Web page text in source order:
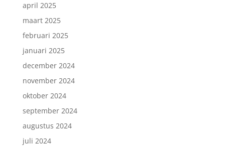
april 2025
maart 2025
februari 2025
januari 2025
december 2024
november 2024
oktober 2024
september 2024
augustus 2024
juli 2024